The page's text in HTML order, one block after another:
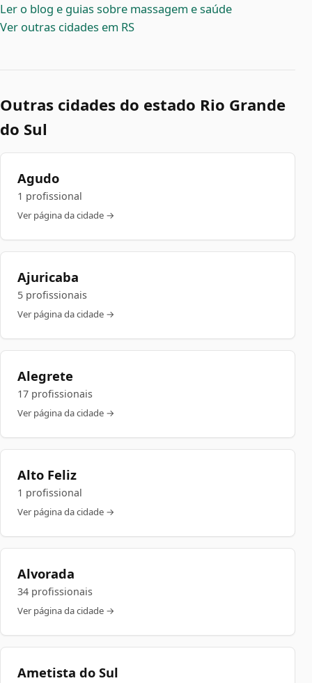
Ler o blog e guias sobre massagem e saúde
Ver outras cidades em RS
Outras cidades do estado Rio Grande
do Sul
Agudo
1 profissional
Ver página da cidade →
Ajuricaba
5 profissionais
Ver página da cidade →
Alegrete
17 profissionais
Ver página da cidade →
Alto Feliz
1 profissional
Ver página da cidade →
Alvorada
34 profissionais
Ver página da cidade →
Ametista do Sul